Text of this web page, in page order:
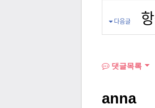
다음글
댓글목록
anna